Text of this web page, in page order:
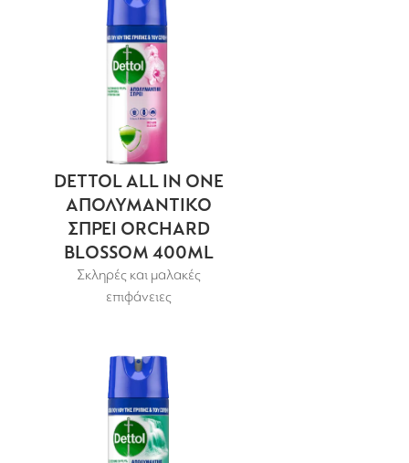
DETTOL ALL IN ONE
ΑΠΟΛΥΜΑΝΤΙΚΟ
ΣΠΡΕΙ ORCHARD
BLOSSOM 400ML
Σκληρές και μαλακές
επιφάνειες